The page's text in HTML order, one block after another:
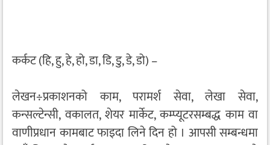
कर्कट (हि, हु, हे, हो, डा, डि, डु, डे, डो) –
लेखन÷प्रकाशनको काम, परामर्श सेवा, लेखा सेवा,
कन्सल्टेन्सी, वकालत, शेयर मार्केट, कम्प्यूटरसम्बद्ध काम वा
वाणीप्रधान कामबाट फाइदा लिने दिन हो । आपसी सम्बन्धमा